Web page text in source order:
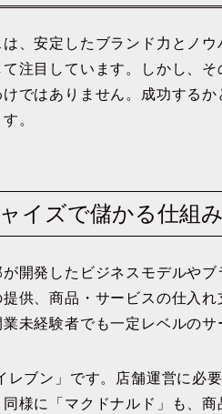
、安定したブランド力とノ
注目しています。しかし、
ではありません。成功する
。
イズで儲かる仕組
開発したビジネスモデルや
供、商品・サービスの仕入
未経験者でも一定レベルのサ
レブン」 です。店舗運営に必
様に
「マクドナルド」
も、